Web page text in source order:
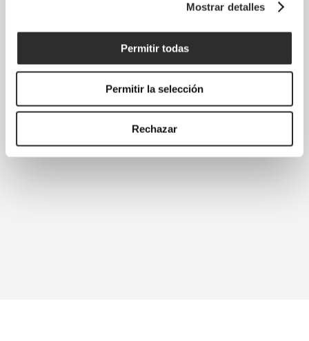
Mostrar detalles
Permitir todas
Permitir la selección
Rechazar